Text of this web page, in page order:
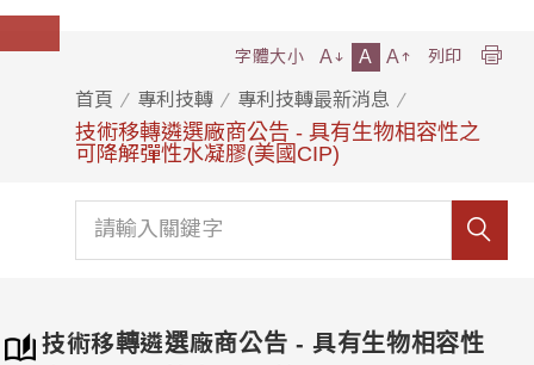
首頁 專利技轉 專利技轉最新消息
技術移轉遴選廠商公告 - 具有生物相容性之
可降解彈性水凝膠(美國CIP)
字體大小 A A A 列印
技術移轉遴選廠商公告 - 具有生物相容性